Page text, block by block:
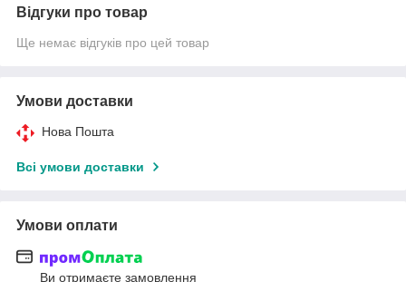
Відгуки про товар
Ще немає відгуків про цей товар
Умови доставки
Нова Пошта
Всі умови доставки
Умови оплати
Ви отримаєте замовлення